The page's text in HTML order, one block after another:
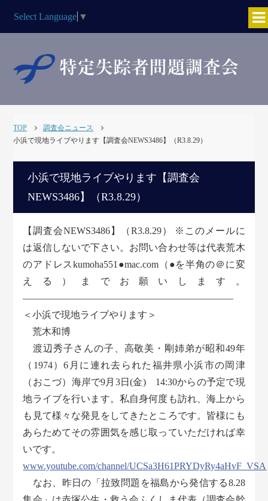
Select Language ▼
TOP
調査会ニュース
小浜で現地ライブやります【調査会NEWS3486】（R3.8.29）
小浜で現地ライブやります【調査会
NEWS3486】（R3.8.29）
【調査会NEWS3486】（R3.8.29） ※このメールに
は返信しないで下さい。お問い合わせ等は代表荒木
のアドレスkumoha551●mac.com（●を半角の＠に変
える）までお願いします。
――――――――――――――――――――――
＜小浜で現地ライブやります＞
荒木和博
渡辺秀子さんの子、高敬美・剛姉弟が昭和49年
（1974）6月に連れ去られた福井県小浜市の岡津
（おこづ）海岸で9月3日(金) 14:30からの予定で現
地ライブを行います。私自身何度も訪れ、海上から
も見て様々な発見をしてきたところです。皆様にも
あらためてその雰囲気を感じ取っていただければ幸
いです。
www.youtube.com/channel/UCSa3H61PRYDyRy4aHvF_VSA
なお、昨日の「拉致問題を福島から発信する8.28